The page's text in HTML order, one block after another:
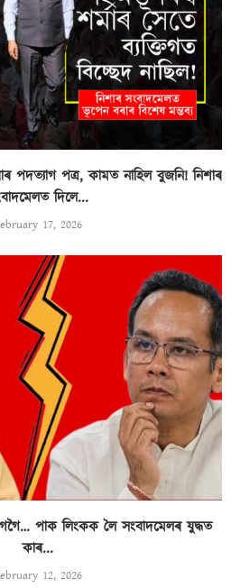
পদত্যাগ পত্ৰ, কামত নাহিল বুজনি! নিশাৰ
দিলে...
17, 2026
গগৈ… পাক লিংকক লৈ সংবাদমেলৰ যুদ্ধত
কাৰ...
12, 2026